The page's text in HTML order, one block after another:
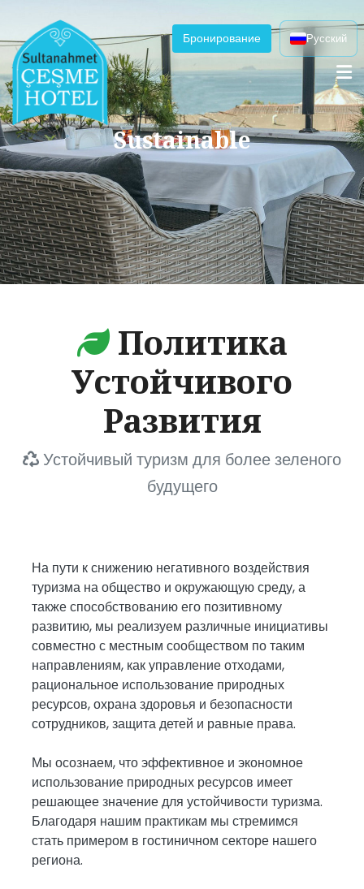
Бронирование Русский
Sustainable
Политика
Устойчивого
Развития
Устойчивый туризм для более зеленого
будущего
На пути к снижению негативного воздействия
туризма на общество и окружающую среду, а
также способствованию его позитивному
развитию, мы реализуем различные инициативы
совместно с местным сообществом по таким
направлениям, как управление отходами,
рациональное использование природных
ресурсов, охрана здоровья и безопасности
сотрудников, защита детей и равные права.
Мы осознаем, что эффективное и экономное
использование природных ресурсов имеет
решающее значение для устойчивости туризма.
Благодаря нашим практикам мы стремимся
стать примером в гостиничном секторе нашего
региона.